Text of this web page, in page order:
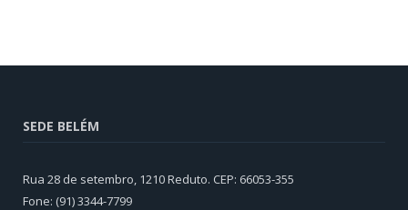
SEDE BELÉM
Rua 28 de setembro, 1210 Reduto. CEP: 66053-355
Fone: (91) 3344-7799